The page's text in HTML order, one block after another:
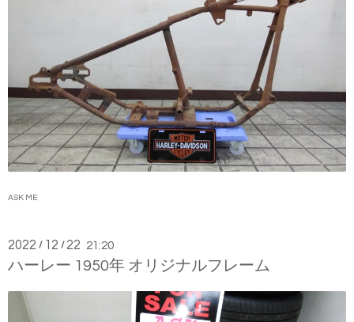
ASK ME
2022 / 12 / 22 21:20
ハーレー 1950年 オリジナルフレーム